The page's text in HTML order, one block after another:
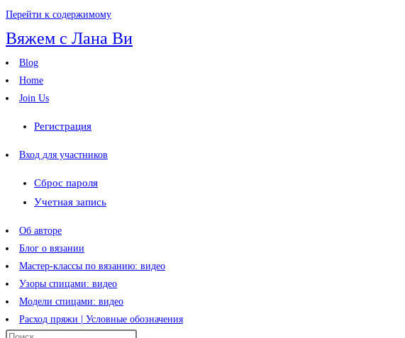
Перейти к содержимому
Вяжем с Лана Ви
Blog
Home
Join Us
Регистрация
Вход для участников
Сброс пароля
Учетная запись
Об авторе
Блог о вязании
Мастер-классы по вязанию: видео
Узоры спицами: видео
Модели спицами: видео
Расход пряжи | Условные обозначения